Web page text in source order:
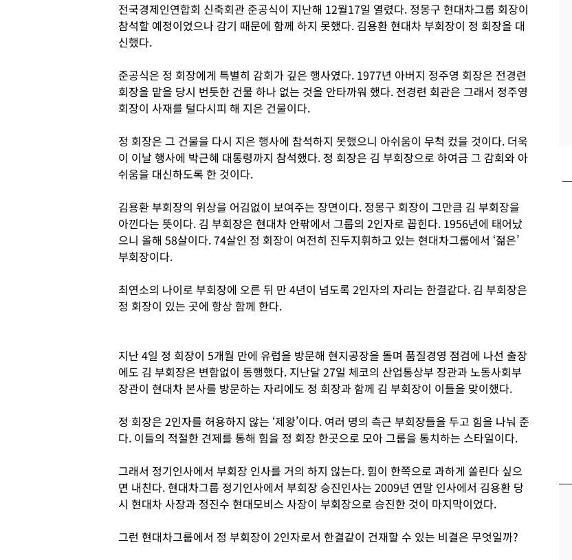
전국경제인연합회 신축회관 준공식이 지난해 12월17일 열렸다. 정몽구 현대차그룹 회장이
참석할 예정이었으나 감기 때문에 함께 하지 못했다. 김용환 현대차 부회장이 정 회장을 대
신했다.
준공식은 정 회장에게 특별히 감회가 깊은 행사였다. 1977년 아버지 정주영 회장은 전경련
회장을 맡을 당시 번듯한 건물 하나 없는 것을 안타까워 했다. 전경련 회관은 그래서 정주영
회장이 사재를 털다시피 해 지은 건물이다.
정 회장은 그 건물을 다시 지은 행사에 참석하지 못했으니 아쉬움이 무척 컸을 것이다. 더욱
이 이날 행사에 박근혜 대통령까지 참석했다. 정 회장은 김 부회장으로 하여금 그 감회와 아
쉬움을 대신하도록 한 것이다.
김용환 부회장의 위상을 어김없이 보여주는 장면이다. 정몽구 회장이 그만큼 김 부회장을
아낀다는 뜻이다. 김 부회장은 현대차 안팎에서 그룹의 2인자로 꼽힌다. 1956년에 태어났
으니 올해 58살이다. 74살인 정 회장이 여전히 진두지휘하고 있는 현대차그룹에서 ‘젊은’
부회장이다.
최연소의 나이로 부회장에 오른 뒤 만 4년이 넘도록 2인자의 자리는 한결같다. 김 부회장은
정 회장이 있는 곳에 항상 함께 한다.
지난 4일 정 회장이 5개월 만에 유럽을 방문해 현지공장을 돌며 품질경영 점검에 나선 출장
에도 김 부회장은 변함없이 동행했다. 지난달 27일 체코의 산업통상부 장관과 노동사회부
장관이 현대차 본사를 방문하는 자리에도 정 회장과 함께 김 부회장이 이들을 맞이했다.
정 회장은 2인자를 허용하지 않는 ‘제왕’이다. 여러 명의 측근 부회장들을 두고 힘을 나눠 준
다. 이들의 적절한 견제를 통해 힘을 정 회장 한곳으로 모아 그룹을 통치하는 스타일이다.
그래서 정기인사에서 부회장 인사를 거의 하지 않는다. 힘이 한쪽으로 과하게 쏠린다 싶으
면 내친다. 현대차그룹 정기인사에서 부회장 승진인사는 2009년 연말 인사에서 김용환 당
시 현대차 사장과 정진수 현대모비스 사장이 부회장으로 승진한 것이 마지막이었다.
그런 현대차그룹에서 정 부회장이 2인자로서 한결같이 건재할 수 있는 비결은 무엇일까?